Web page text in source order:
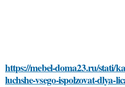
https://mebel-doma23.ru/stati/
luchshe-vsego-ispolzovat-dlya-